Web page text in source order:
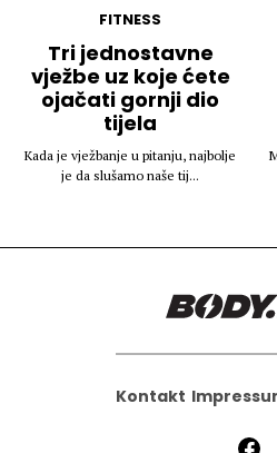
FITNESS
Tri jednostavne
vježbe uz koje ćete
ojačati gornji dio
tijela
Kada je vježbanje u pitanju, najbolje
je da slušamo naše tij...
Kontakt